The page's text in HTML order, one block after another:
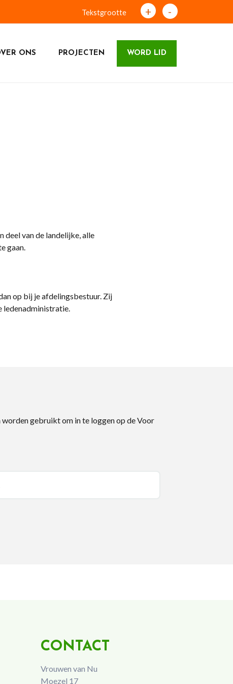
Tekstgrootte + -
ONS PROJECTEN WORD LID
deel van de landelijke, alle
gaan.
op bij je afdelingsbestuur. Zij
ledenadministratie.
gebruikt om in te loggen op de Voor
CONTACT
Vrouwen van Nu
Moezel 17